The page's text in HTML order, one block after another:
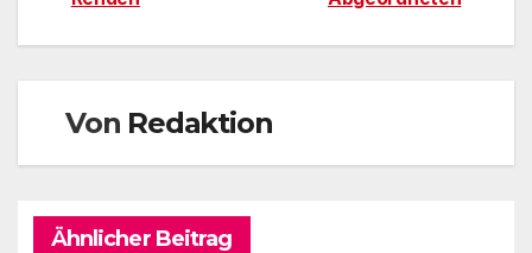
Von Redaktion
Ähnlicher Beitrag